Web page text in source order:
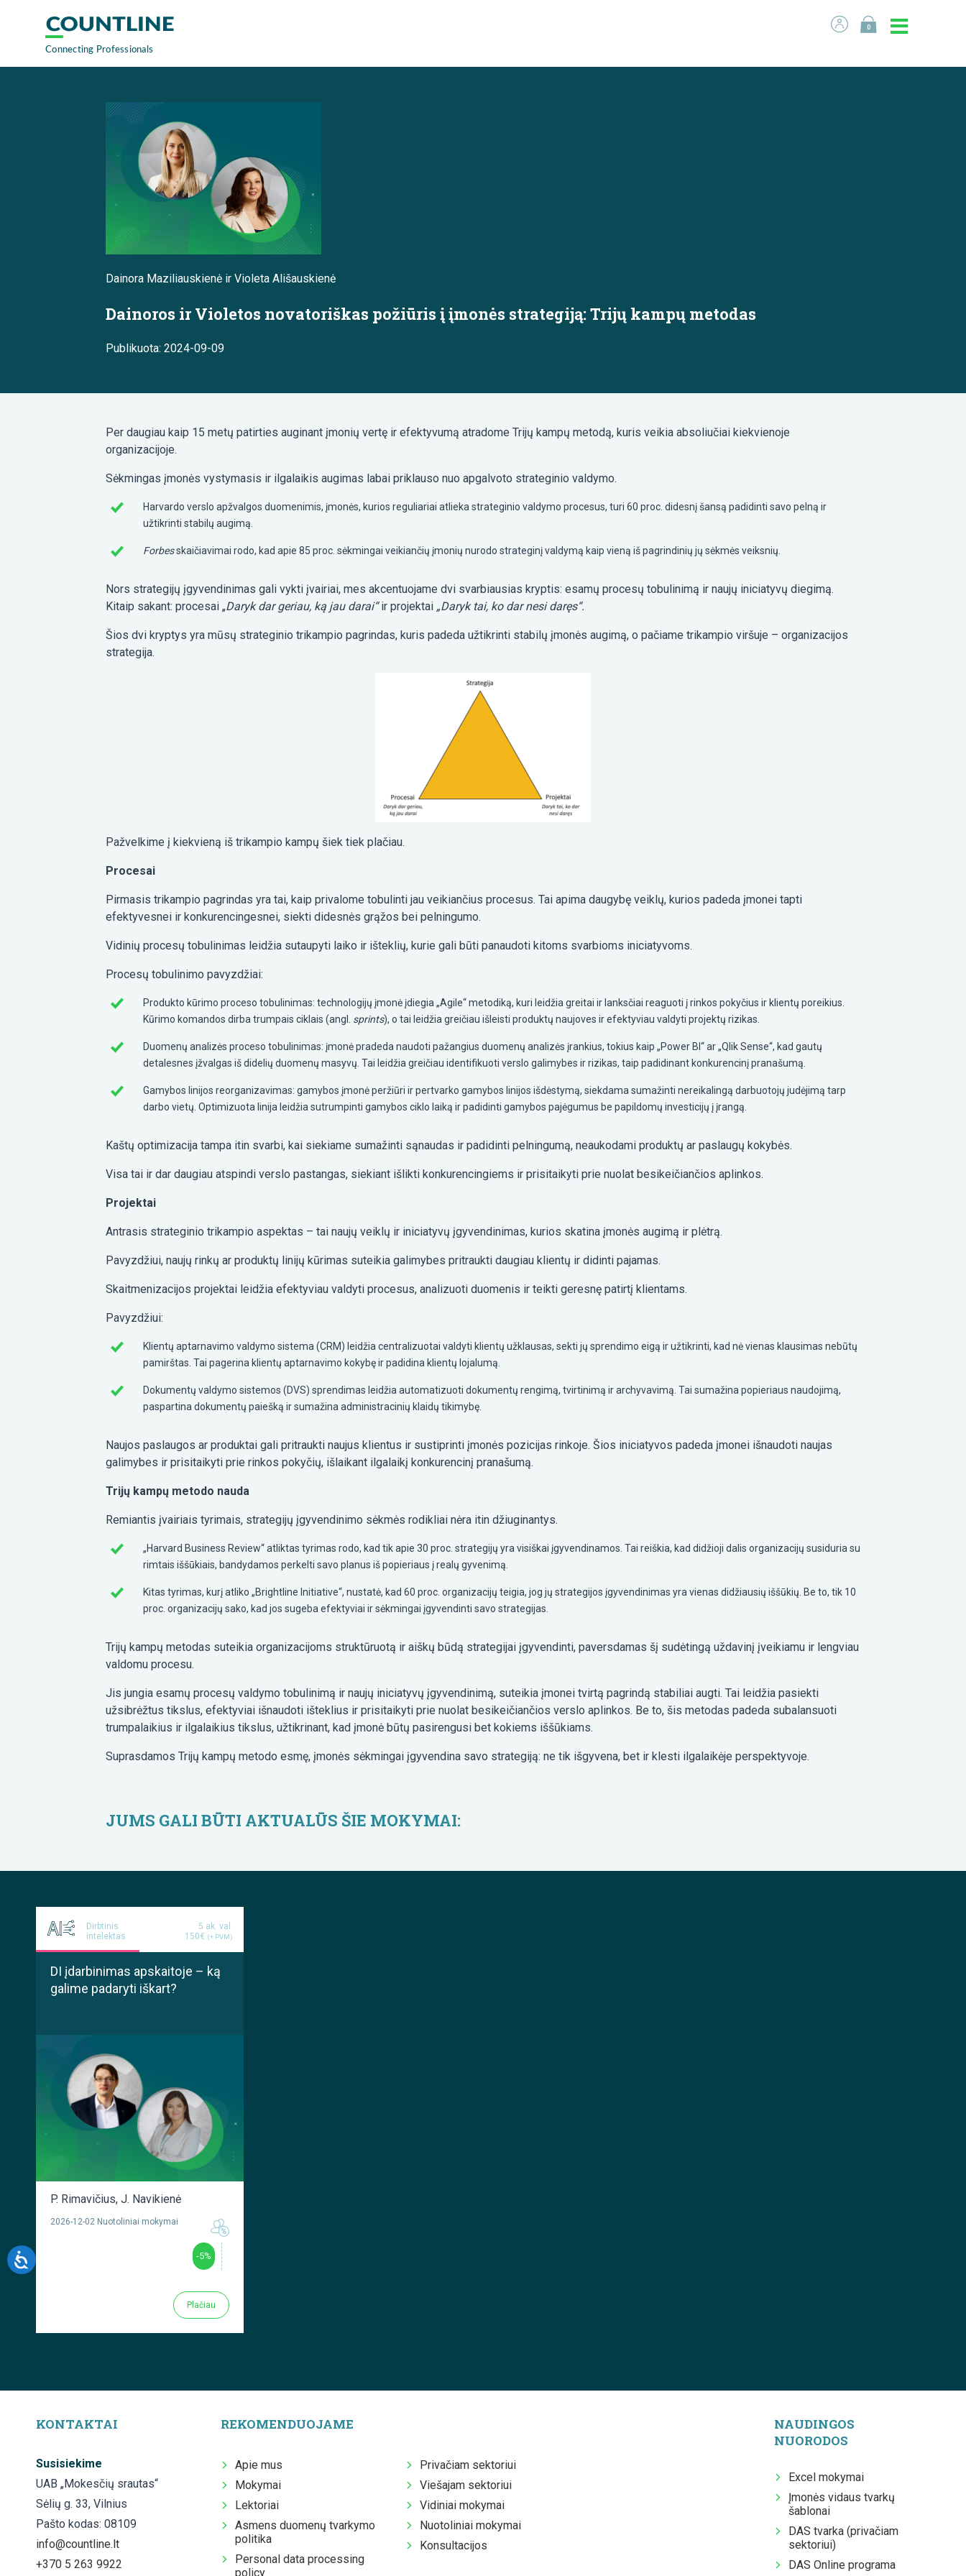
0
Dainora Maziliauskienė ir Violeta Ališauskienė
Dainoros ir Violetos novatoriškas požiūris į įmonės strategiją: Trijų kampų metodas
Publikuota: 2024-09-09
Per daugiau kaip 15 metų patirties auginant įmonių vertę ir efektyvumą atradome Trijų kampų metodą, kuris veikia absoliučiai kiekvienoje
organizacijoje.
Sėkmingas įmonės vystymasis ir ilgalaikis augimas labai priklauso nuo apgalvoto strateginio valdymo.
Harvardo verslo apžvalgos duomenimis, įmonės, kurios reguliariai atlieka strateginio valdymo procesus, turi 60 proc. didesnį šansą padidinti savo pelną ir
užtikrinti stabilų augimą.
Forbesskaičiavimai rodo, kad apie 85 proc. sėkmingai veikiančių įmonių nurodo strateginį valdymą kaip vieną iš pagrindinių jų sėkmės veiksnių.
Nors strategijų įgyvendinimas gali vykti įvairiai, mes akcentuojame dvi svarbiausias kryptis: esamų procesų tobulinimą ir naujų iniciatyvų diegimą.
Kitaip sakant: procesai „Daryk dar geriau, ką jau darai“ir projektai „Daryk tai, ko dar nesi daręs“.
Šios dvi kryptys yra mūsų strateginio trikampio pagrindas, kuris padeda užtikrinti stabilų įmonės augimą, o pačiame trikampio viršuje – organizacijos
strategija.
Pažvelkime į kiekvieną iš trikampio kampų šiek tiek plačiau.
Procesai
Pirmasis trikampio pagrindas yra tai, kaip privalome tobulinti jau veikiančius procesus. Tai apima daugybę veiklų, kurios padeda įmonei tapti
efektyvesnei ir konkurencingesnei, siekti didesnės grąžos bei pelningumo.
Vidinių procesų tobulinimas leidžia sutaupyti laiko ir išteklių, kurie gali būti panaudoti kitoms svarbioms iniciatyvoms.
Procesų tobulinimo pavyzdžiai:
Produkto kūrimo proceso tobulinimas: technologijų įmonė įdiegia „Agile“ metodiką, kuri leidžia greitai ir lanksčiai reaguoti į rinkos pokyčius ir klientų poreikius.
Kūrimo komandos dirba trumpais ciklais (angl. sprints), o tai leidžia greičiau išleisti produktų naujoves ir efektyviau valdyti projektų rizikas.
Duomenų analizės proceso tobulinimas: įmonė pradeda naudoti pažangius duomenų analizės įrankius, tokius kaip „Power BI“ ar „Qlik Sense“, kad gautų
detalesnes įžvalgas iš didelių duomenų masyvų. Tai leidžia greičiau identifikuoti verslo galimybes ir rizikas, taip padidinant konkurencinį pranašumą.
Gamybos linijos reorganizavimas: gamybos įmonė peržiūri ir pertvarko gamybos linijos išdėstymą, siekdama sumažinti nereikalingą darbuotojų judėjimą tarp
darbo vietų. Optimizuota linija leidžia sutrumpinti gamybos ciklo laiką ir padidinti gamybos pajėgumus be papildomų investicijų į įrangą.
Kaštų optimizacija tampa itin svarbi, kai siekiame sumažinti sąnaudas ir padidinti pelningumą, neaukodami produktų ar paslaugų kokybės.
Visa tai ir dar daugiau atspindi verslo pastangas, siekiant išlikti konkurencingiems ir prisitaikyti prie nuolat besikeičiančios aplinkos.
Projektai
Antrasis strateginio trikampio aspektas – tai naujų veiklų ir iniciatyvų įgyvendinimas, kurios skatina įmonės augimą ir plėtrą.
Pavyzdžiui, naujų rinkų ar produktų linijų kūrimas suteikia galimybes pritraukti daugiau klientų ir didinti pajamas.
Skaitmenizacijos projektai leidžia efektyviau valdyti procesus, analizuoti duomenis ir teikti geresnę patirtį klientams.
Pavyzdžiui:
Klientų aptarnavimo valdymo sistema (CRM) leidžia centralizuotai valdyti klientų užklausas, sekti jų sprendimo eigą ir užtikrinti, kad nė vienas klausimas nebūtų
pamirštas. Tai pagerina klientų aptarnavimo kokybę ir padidina klientų lojalumą.
Dokumentų valdymo sistemos (DVS) sprendimas leidžia automatizuoti dokumentų rengimą, tvirtinimą ir archyvavimą. Tai sumažina popieriaus naudojimą,
paspartina dokumentų paiešką ir sumažina administracinių klaidų tikimybę.
Naujos paslaugos ar produktai gali pritraukti naujus klientus ir sustiprinti įmonės pozicijas rinkoje. Šios iniciatyvos padeda įmonei išnaudoti naujas
galimybes ir prisitaikyti prie rinkos pokyčių, išlaikant ilgalaikį konkurencinį pranašumą.
Trijų kampų metodo nauda
Remiantis įvairiais tyrimais, strategijų įgyvendinimo sėkmės rodikliai nėra itin džiuginantys.
„Harvard Business Review“ atliktas tyrimas rodo, kad tik apie 30 proc. strategijų yra visiškai įgyvendinamos. Tai reiškia, kad didžioji dalis organizacijų susiduria su
rimtais iššūkiais, bandydamos perkelti savo planus iš popieriaus į realų gyvenimą.
Kitas tyrimas, kurį atliko „Brightline Initiative“, nustatė, kad 60 proc. organizacijų teigia, jog jų strategijos įgyvendinimas yra vienas didžiausių iššūkių. Be to, tik 10
proc. organizacijų sako, kad jos sugeba efektyviai ir sėkmingai įgyvendinti savo strategijas.
Trijų kampų metodas suteikia organizacijoms struktūruotą ir aiškų būdą strategijai įgyvendinti, paversdamas šį sudėtingą uždavinį įveikiamu ir lengviau
valdomu procesu.
Jis jungia esamų procesų valdymo tobulinimą ir naujų iniciatyvų įgyvendinimą, suteikia įmonei tvirtą pagrindą stabiliai augti. Tai leidžia pasiekti
užsibrėžtus tikslus, efektyviai išnaudoti išteklius ir prisitaikyti prie nuolat besikeičiančios verslo aplinkos. Be to, šis metodas padeda subalansuoti
trumpalaikius ir ilgalaikius tikslus, užtikrinant, kad įmonė būtų pasirengusi bet kokiems iššūkiams.
Suprasdamos Trijų kampų metodo esmę, įmonės sėkmingai įgyvendina savo strategiją: ne tik išgyvena, bet ir klesti ilgalaikėje perspektyvoje.
JUMS GALI BŪTI AKTUALŪS ŠIE MOKYMAI:
Dirbtinis
intelektas
5 ak. val.
150€ (+ PVM)
DI įdarbinimas apskaitoje – ką
galime padaryti iškart?
P. Rimavičius, J. Navikienė
2026-12-02 Nuotoliniai mokymai
-5%
Plačiau
KONTAKTAI
Susisiekime
UAB „Mokesčių srautas“
Sėlių g. 33, Vilnius
Pašto kodas: 08109
info@countline.lt
+370 5 263 9922
REKOMENDUOJAME
Apie mus
Mokymai
Lektoriai
Asmens duomenų tvarkymo
politika
Personal data processing
policy
Privačiam sektoriui
Viešajam sektoriui
Vidiniai mokymai
Nuotoliniai mokymai
Konsultacijos
NAUDINGOS
NUORODOS
Excel mokymai
Įmonės vidaus tvarkų
šablonai
DAS tvarka (privačiam
sektoriui)
DAS Online programa